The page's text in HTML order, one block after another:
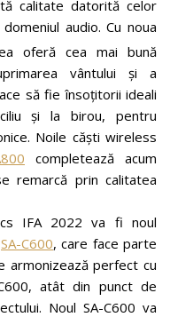
calitate datorită celor
audio. Cu noua
oferă cea mai bună
vântului și a
să fie însoțitorii ideali
și la birou, pentru
Noile căști wireless
completează acum
remarcă prin calitatea
IFA 2022 va fi noul
SA-C600, care face parte
armonizează perfect cu
atât din punct de
Noul SA-C600 va